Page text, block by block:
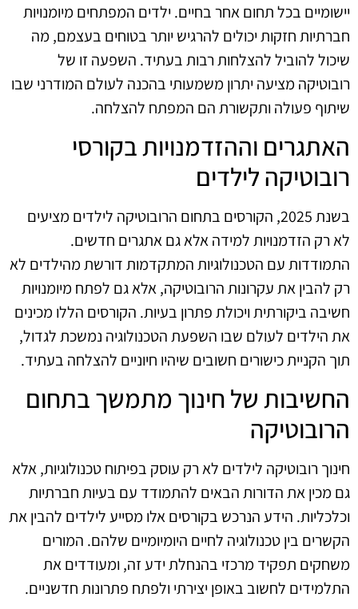
יישומיים בכל תחום אחר בחיים. ילדים המפתחים מיומנויות
חברתיות חזקות יכולים להרגיש יותר בטוחים בעצמם, מה
שיכול להוביל להצלחות רבות בעתיד. השפעה זו של
רובוטיקה מציעה יתרון משמעותי בהכנה לעולם המודרני שבו
שיתוף פעולה ותקשורת הם המפתח להצלחה.
האתגרים וההזדמנויות בקורסי
רובוטיקה לילדים
בשנת 2025, הקורסים בתחום הרובוטיקה לילדים מציעים
לא רק הזדמנויות למידה אלא גם אתגרים חדשים.
התמודדות עם הטכנולוגיות המתקדמות דורשת מהילדים לא
רק להבין את עקרונות הרובוטיקה, אלא גם לפתח מיומנויות
חשיבה ביקורתית ויכולת פתרון בעיות. הקורסים הללו מכינים
את הילדים לעולם שבו השפעת הטכנולוגיה נמשכת לגדול,
תוך הקניית כישורים חשובים שיהיו חיוניים להצלחה בעתיד.
החשיבות של חינוך מתמשך בתחום
הרובוטיקה
חינוך רובוטיקה לילדים לא רק עוסק בפיתוח טכנולוגיות, אלא
גם מכין את הדורות הבאים להתמודד עם בעיות חברתיות
וכלכליות. הידע הנרכש בקורסים אלו מסייע לילדים להבין את
הקשרים בין טכנולוגיה לחיים היומיומיים שלהם. המורים
משחקים תפקיד מרכזי בהנחלת ידע זה, ומעודדים את
התלמידים לחשוב באופן יצירתי ולפתח פתרונות חדשניים.